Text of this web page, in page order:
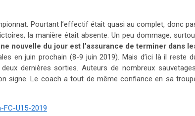
Pourtant l’effectif était quasi au complet, donc
la manière était absente. Un peu dommage,
nouvelle du jour est l’assurance de terminer dans
en juin prochain (8-9 juin 2019). Mais d’ici là il reste
dernières sorties. Auteurs de nombreux
signe. Le coach a tout de même confiance en sa